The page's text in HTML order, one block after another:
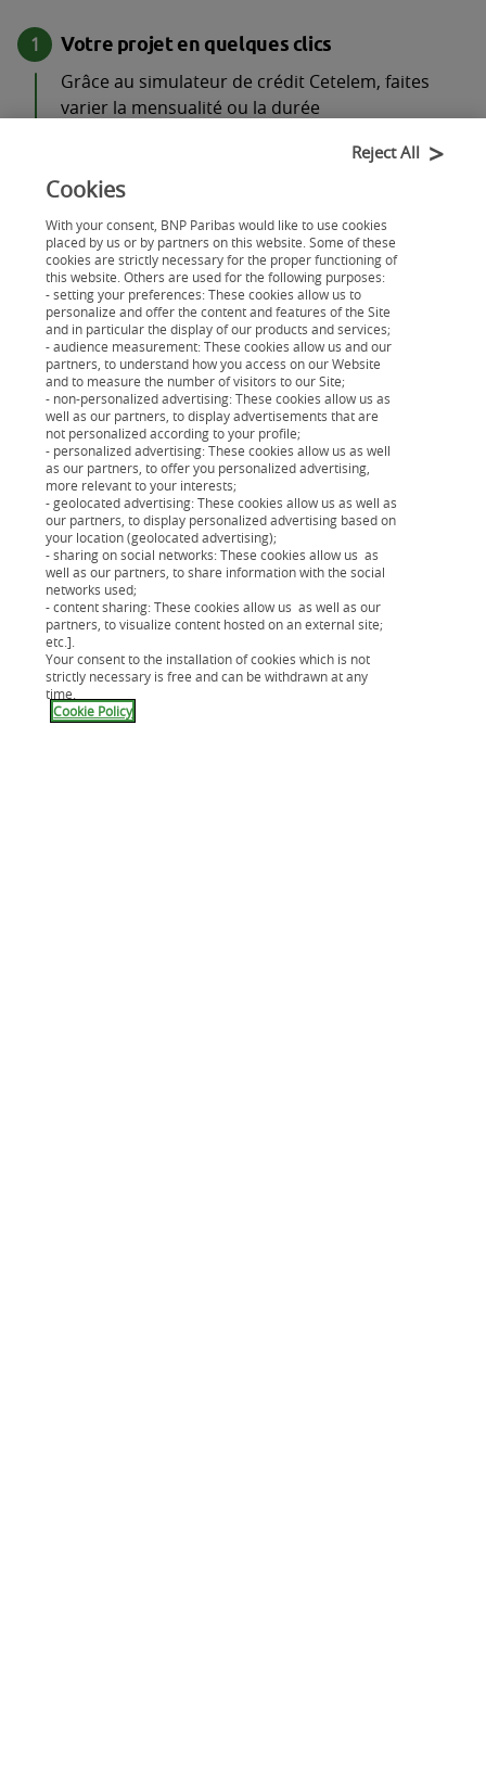
Votre projet en quelques clics
Grâce au simulateur de crédit Cetelem, faites
varier la mensualité ou la durée
meilleure solution de financement pour votre
projet
Votre demande de crédit en 8 min
Vous remplissez le formulaire avec les
informations requises, vous obtenez une
première réponse de principe immédiatement !
Votre contrat signé en ligne
Après étude de votre demande, si votre dossier
est accepté, vous téléchargez les pièces
justificatives (Une pièce d'identité en cours de
validité, un Relevé d'Identité Bancaire, un
justificatif de domicile de moins de 6 mois, un
justitificatif de revenus ), et signez votre contrat
en ligne.
Cookies
With your consent, BNP Paribas would like to use cookies
placed by us or by partners on this website. Some of these
cookies are strictly necessary for the proper functioning of
this website. Others are used for the following purposes:
- setting your preferences: These cookies allow us to
personalize and offer the content and features of the Site
and in particular the display of our products and services;
- audience measurement: These cookies allow us and our
partners, to understand how you access on our Website
and to measure the number of visitors to our Site;
- non-personalized advertising: These cookies allow us as
well as our partners, to display advertisements that are
not personalized according to your profile;
- personalized advertising: These cookies allow us as well
as our partners, to offer you personalized advertising,
more relevant to your interests;
- geolocated advertising: These cookies allow us as well as
our partners, to display personalized advertising based on
your location (geolocated advertising);
- sharing on social networks: These cookies allow us as
well as our partners, to share information with the social
networks used;
- content sharing: These cookies allow us as well as our
partners, to visualize content hosted on an external site;
etc.].
Your consent to the installation of cookies which is not
strictly necessary is free and can be withdrawn at any
time.
Cookie Policy
Reject All